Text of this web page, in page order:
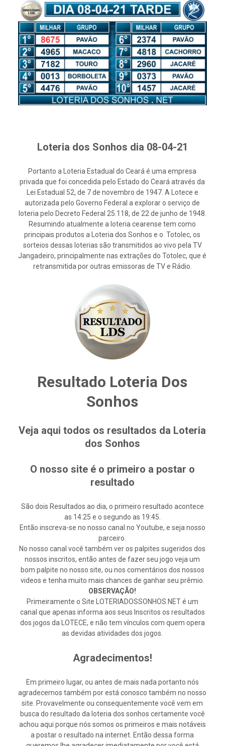
Loteria dos Sonhos dia 08-04-21
Portanto a Loteria Estadual do Ceará é uma empresa
privada que foi concedida pelo Estado do Ceará através da
Lei Estadual 52, de 7 de novembro de 1947. A Lotece e
autorizada pelo Governo Federal a explorar o serviço de
loteria pelo Decreto Federal 25.118, de 22 de junho de 1948.
Resumindo atualmente a loteria cearense tem como
principais produtos a Loteria dos Sonhos e o Totolec, os
sorteios dessas loterias são transmitidos ao vivo pela TV
Jangadeiro, principalmente nas extrações do Totolec, que é
retransmitida por outras emissoras de TV e Rádio.
Resultado Loteria Dos
Sonhos
Veja aqui todos os resultados da Loteria
dos Sonhos
O nosso site é o primeiro a postar o
resultado
São dois Resultados ao dia, o primeiro resultado acontece
as 14:25 e o segundo as 19:45.
Então inscreva-se no nosso canal no Youtube, e seja nosso
parceiro.
No nosso canal você também ver os palpites sugeridos dos
nossos inscritos, então antes de fazer seu jogo veja um
bom palpite no nosso site, ou nos comentários dos nossos
videos e tenha muito mais chances de ganhar seu prêmio.
OBSERVAÇÃO!
Primeiramente o Site LOTERIADOSSONHOS.NET é um
canal que apenas informa aos seus Inscritos os resultados
dos jogos da LOTECE, e não tem vínculos com quem opera
as devidas atividades dos jogos.
Agradecimentos!
Em primeiro lugar, ou antes de mais nada portanto nós
agradecemos também por está conosco também no nosso
site. Provavelmente ou consequentemente você vem em
busca do resultado da loteria dos sonhos certamente você
achou aqui porque nós somos os primeiros e mais notáveis
a postar o resultado na internet. Então dessa forma